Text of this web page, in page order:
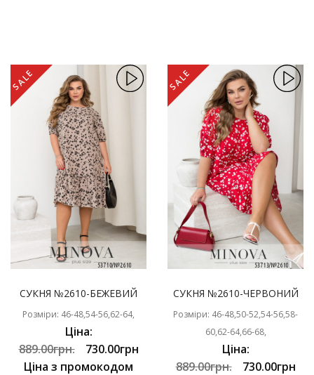
SALE
СУКНЯ №2610-БЕЖЕВИЙ
Розміри: 46-48,54-56,62-64,
Ціна:
889.00грн.
730.00грн
Ціна з промокодом
SALE
СУКНЯ №2610-ЧЕРВОНИЙ
Розміри: 46-48,50-52,54-56,58-
60,62-64,66-68,
Ціна:
889.00грн.
730.00грн